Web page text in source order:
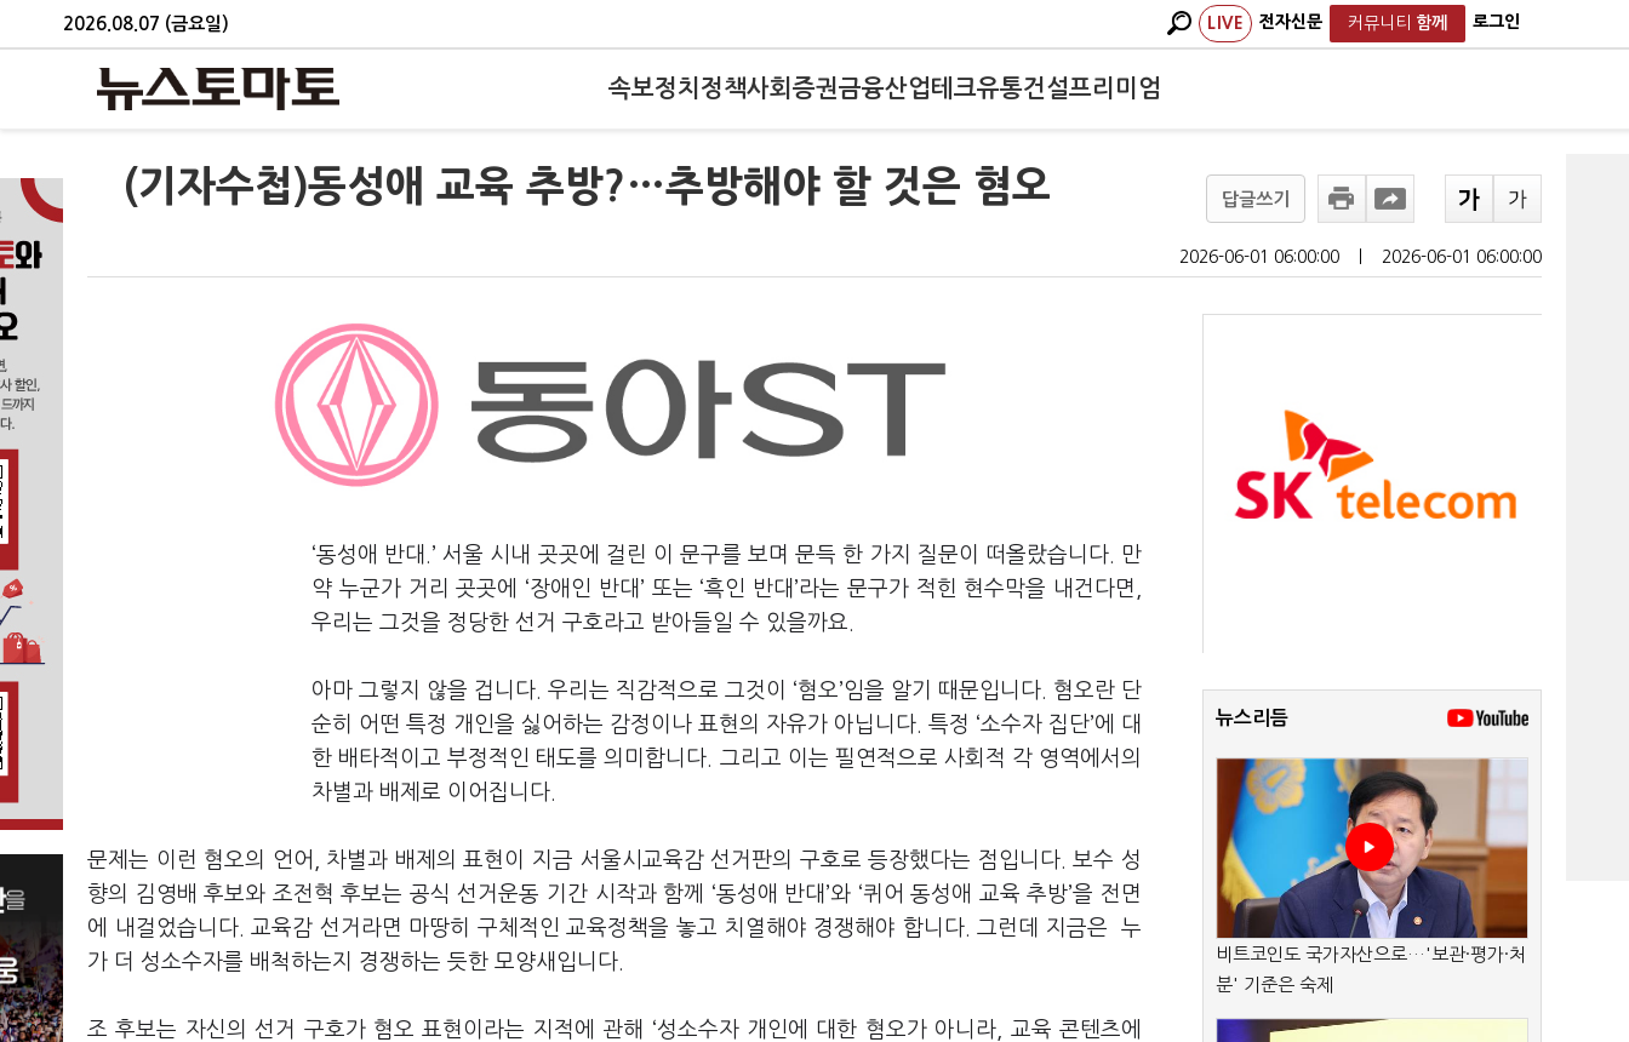
2026.08.07 (금요일) LIVE 전자신문 커뮤니티 함께 로그인
속보정치 정책사회 증권금융산업테크유통건설프리미엄
(기자수첩)동성애 교육 추방?…추방해야 할 것은 혐오 답글쓰기
2026-06-01 06:00:00 2026-06-01 06:00:00
‘동성애 반대.’ 서울 시내 곳곳에 걸린 이 문구를 보며 문득 한 가지 질문이 떠올랐습니다. 만
약 누군가 거리 곳곳에 ‘장애인 반대’ 또는 ‘흑인 반대’라는 문구가 적힌 현수막을 내건다면,
우리는 그것을 정당한 선거 구호라고 받아들일 수 있을까요.
아마 그렇지 않을 겁니다. 우리는 직감적으로 그것이 ‘혐오’임을 알기 때문입니다. 혐오란 단
순히 어떤 특정 개인을 싫어하는 감정이나 표현의 자유가 아닙니다. 특정 ‘소수자 집단’에 대
한 배타적이고 부정적인 태도를 의미합니다. 그리고 이는 필연적으로 사회적 각 영역에서의
차별과 배제로 이어집니다.
문제는 이런 혐오의 언어, 차별과 배제의 표현이 지금 서울시교육감 선거판의 구호로 등장했다는 점입니다. 보수 성
향의 김영배 후보와 조전혁 후보는 공식 선거운동 기간 시작과 함께 ‘동성애 반대’와 ‘퀴어 동성애 교육 추방’을 전면
에 내걸었습니다. 교육감 선거라면 마땅히 구체적인 교육정책을 놓고 치열해야 경쟁해야 합니다. 그런데 지금은 누
가 더 성소수자를 배척하는지 경쟁하는 듯한 모양새입니다.
조 후보는 자신의 선거 구호가 혐오 표현이라는 지적에 관해 ‘성소수자 개인에 대한 혐오가 아니라, 교육 콘텐츠에
뉴스리듬
비트코인도 국가자산으로…'보관·평가·처
분' 기준은 숙제